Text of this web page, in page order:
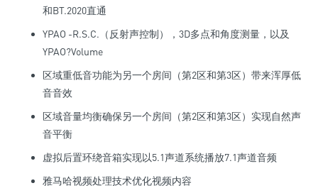
和BT.2020直通
YPAO -R.S.C.（反射声控制），3D多点和角度测量，以及
YPAO?Volume
区域重低音功能为另一个房间（第2区和第3区）带来浑厚低
音音效
区域音量均衡确保另一个房间（第2区和第3区）实现自然声
音平衡
虚拟后置环绕音箱实现以5.1声道系统播放7.1声道音频
雅马哈视频处理技术优化视频内容